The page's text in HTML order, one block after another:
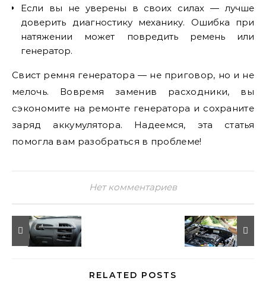
Если вы не уверены в своих силах — лучше
доверить диагностику механику. Ошибка при
натяжении может повредить ремень или
генератор.
Свист ремня генератора — не приговор, но и не
мелочь. Вовремя заменив расходники, вы
сэкономите на ремонте генератора и сохраните
заряд аккумулятора. Надеемся, эта статья
помогла вам разобраться в проблеме!
Нет комментариев
RELATED POSTS